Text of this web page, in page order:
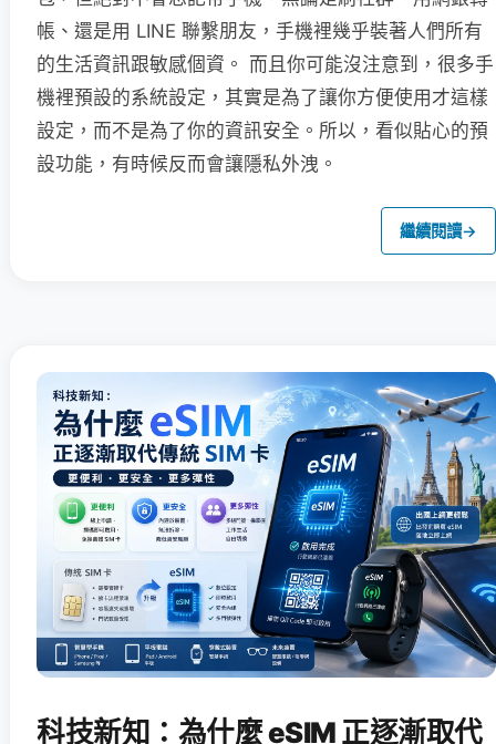
帳、還是用 LINE 聯繫朋友，手機裡幾乎裝著人們所有
的生活資訊跟敏感個資。 而且你可能沒注意到，很多手
機裡預設的系統設定，其實是為了讓你方便使用才這樣
設定，而不是為了你的資訊安全。所以，看似貼心的預
設功能，有時候反而會讓隱私外洩。
繼續閱讀→
科技新知：為什麼 eSIM 正逐漸取代